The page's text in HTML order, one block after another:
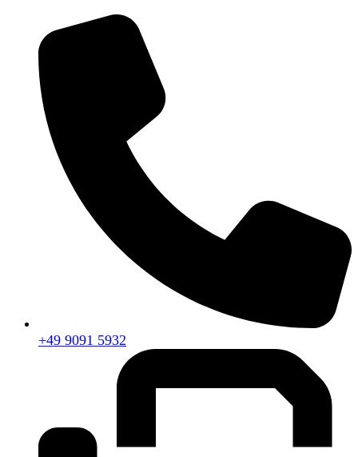
+49 9091 5932